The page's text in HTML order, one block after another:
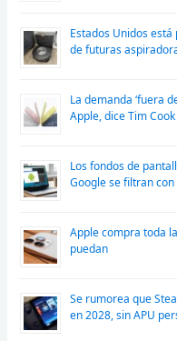
Estados Unidos
de futuras
La demanda ‘fuera
Apple, dice Tim Cook
Los fondos de
Google se filtran
Apple compra toda
puedan
Se rumorea que
en 2028, sin APU